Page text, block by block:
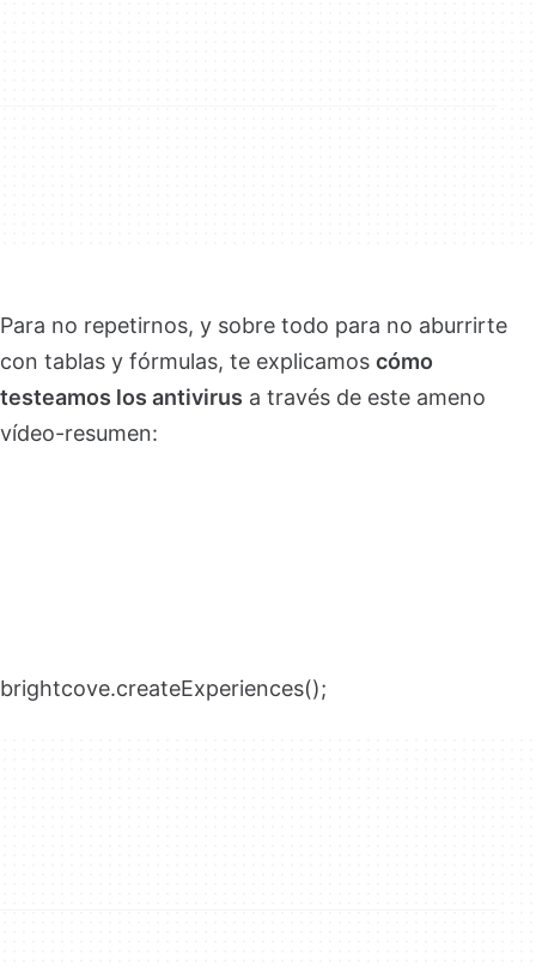
Para no repetirnos, y sobre todo para no aburrirte
con tablas y fórmulas, te explicamos cómo
testeamos los antivirus a través de este ameno
vídeo-resumen:
brightcove.createExperiences();